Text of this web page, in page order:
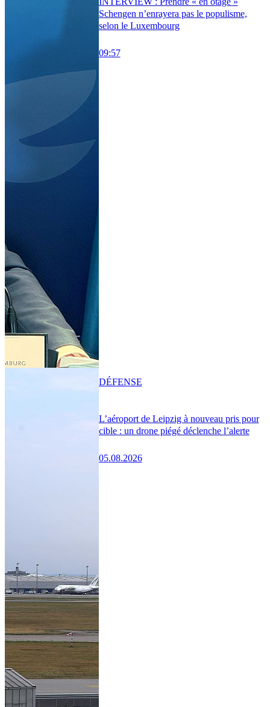
Schengen n’enrayera pas le populisme,
selon le Luxembourg
09:57
L’aéroport de Leipzig à nouveau pris pour
cible : un drone piégé déclenche l’alerte
05.08.2026
DÉFENSE